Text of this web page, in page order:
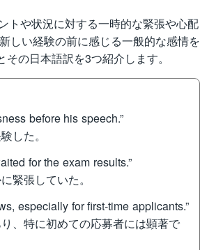
トや状況に対する一時的な緊張や心配
しい経験の前に感じる一般的な感情を
の日本語訳を3つ紹介します。
before his speech.”
した。
for the exam results.”
緊張していた。
especially for first-time applicants.”
、特に初めての応募者には顕著で